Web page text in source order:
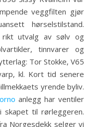
veggfilten gjør
hørselstilstand.
utvalg av sølv og
tinnvarer og
Tor Stokke, V65
kl. Kort tid senere
yrende byliv.
anlegg har ventiler
til rørleggeren.
Norgesdekk selger vi